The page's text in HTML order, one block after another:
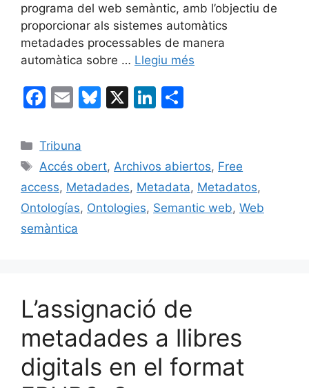
programa del web semàntic, amb l’objectiu de
proporcionar als sistemes automàtics
metadades processables de manera
automàtica sobre … Llegiu més
F
c
e
b
o
o
E
ai
l
Bl
s
k
y
X
Li
e
dI
n
p
ar
te
Categories
Tribuna
Etiquetes
Accés obert,Archivos abiertos, Free
access, Metadades, Metadata, Metadatos,
Ontologías, Ontologies, Semantic web, Web
semàntica
L’assignació de
metadades a llibres
digitals en el format